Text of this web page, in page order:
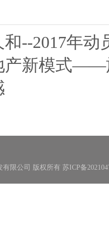
--2017年动
产新模式——
有限公司 版权所有 苏ICP备